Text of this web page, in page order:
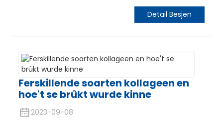
Detail Besjen
Ferskillende soarten kollageen en
hoe't se brûkt wurde kinne
2023-09-08